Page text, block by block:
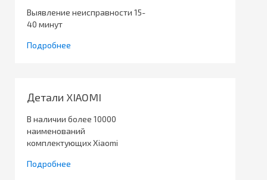
Выявление неисправности 15-
40 минут
Подробнее
Детали XIAOMI
В наличии более 10000
наименований
комплектующих Xiaomi
Подробнее